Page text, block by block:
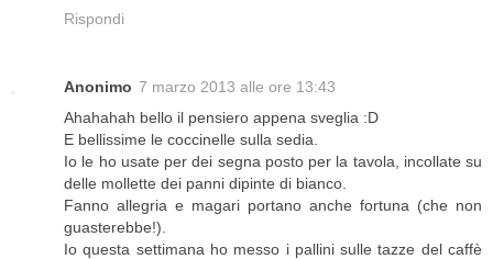
Rispondi
Anonimo 7 marzo 2013 alle ore 13:43
Ahahahah bello il pensiero appena sveglia :D
E bellissime le coccinelle sulla sedia.
Io le ho usate per dei segna posto per la tavola, incollate su
delle mollette dei panni dipinte di bianco.
Fanno allegria e magari portano anche fortuna (che non
guasterebbe!).
Io questa settimana ho messo i pallini sulle tazze del caffè